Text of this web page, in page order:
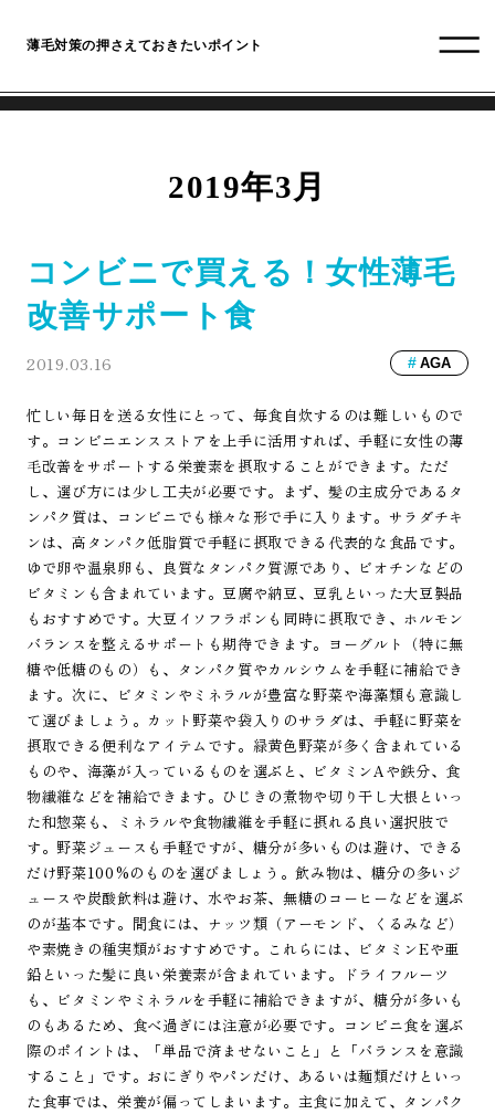
薄毛対策の押さえておきたいポイント
2019年3月
コンビニで買える！女性薄毛
改善サポート食
2019.03.16 AGA
忙しい毎日を送る女性にとって、毎食自炊するのは難しいもので
す。コンビニエンスストアを上手に活用すれば、手軽に女性の薄
毛改善をサポートする栄養素を摂取することができます。ただ
し、選び方には少し工夫が必要です。まず、髪の主成分であるタ
ンパク質は、コンビニでも様々な形で手に入ります。サラダチキ
ンは、高タンパク低脂質で手軽に摂取できる代表的な食品です。
ゆで卵や温泉卵も、良質なタンパク質源であり、ビオチンなどの
ビタミンも含まれています。豆腐や納豆、豆乳といった大豆製品
もおすすめです。大豆イソフラボンも同時に摂取でき、ホルモン
バランスを整えるサポートも期待できます。ヨーグルト（特に無
糖や低糖のもの）も、タンパク質やカルシウムを手軽に補給でき
ます。次に、ビタミンやミネラルが豊富な野菜や海藻類も意識し
て選びましょう。カット野菜や袋入りのサラダは、手軽に野菜を
摂取できる便利なアイテムです。緑黄色野菜が多く含まれている
ものや、海藻が入っているものを選ぶと、ビタミンAや鉄分、食
物繊維などを補給できます。ひじきの煮物や切り干し大根といっ
た和惣菜も、ミネラルや食物繊維を手軽に摂れる良い選択肢で
す。野菜ジュースも手軽ですが、糖分が多いものは避け、できる
だけ野菜100%のものを選びましょう。飲み物は、糖分の多いジ
ュースや炭酸飲料は避け、水やお茶、無糖のコーヒーなどを選ぶ
のが基本です。間食には、ナッツ類（アーモンド、くるみなど）
や素焼きの種実類がおすすめです。これらには、ビタミンEや亜
鉛といった髪に良い栄養素が含まれています。ドライフルーツ
も、ビタミンやミネラルを手軽に補給できますが、糖分が多いも
のもあるため、食べ過ぎには注意が必要です。コンビニ食を選ぶ
際のポイントは、「単品で済ませないこと」と「バランスを意識
すること」です。おにぎりやパンだけ、あるいは麺類だけといっ
た食事では、栄養が偏ってしまいます。主食に加えて、タンパク